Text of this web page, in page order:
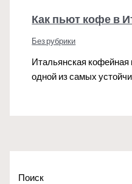
Как пьют кофе в
Без рубрики
Итальянская кофейная
одной из самых
Поиск